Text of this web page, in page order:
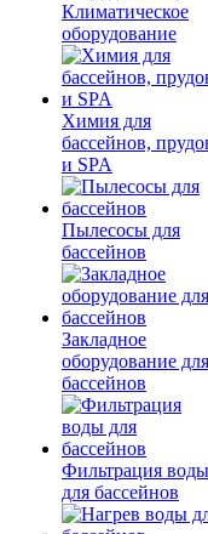
Климатическое
оборудование
Химия для
бассейнов,
и SPA
Пылесосы для
бассейнов
Закладное
оборудование для
бассейнов
Фильтрация воды
для бассейнов